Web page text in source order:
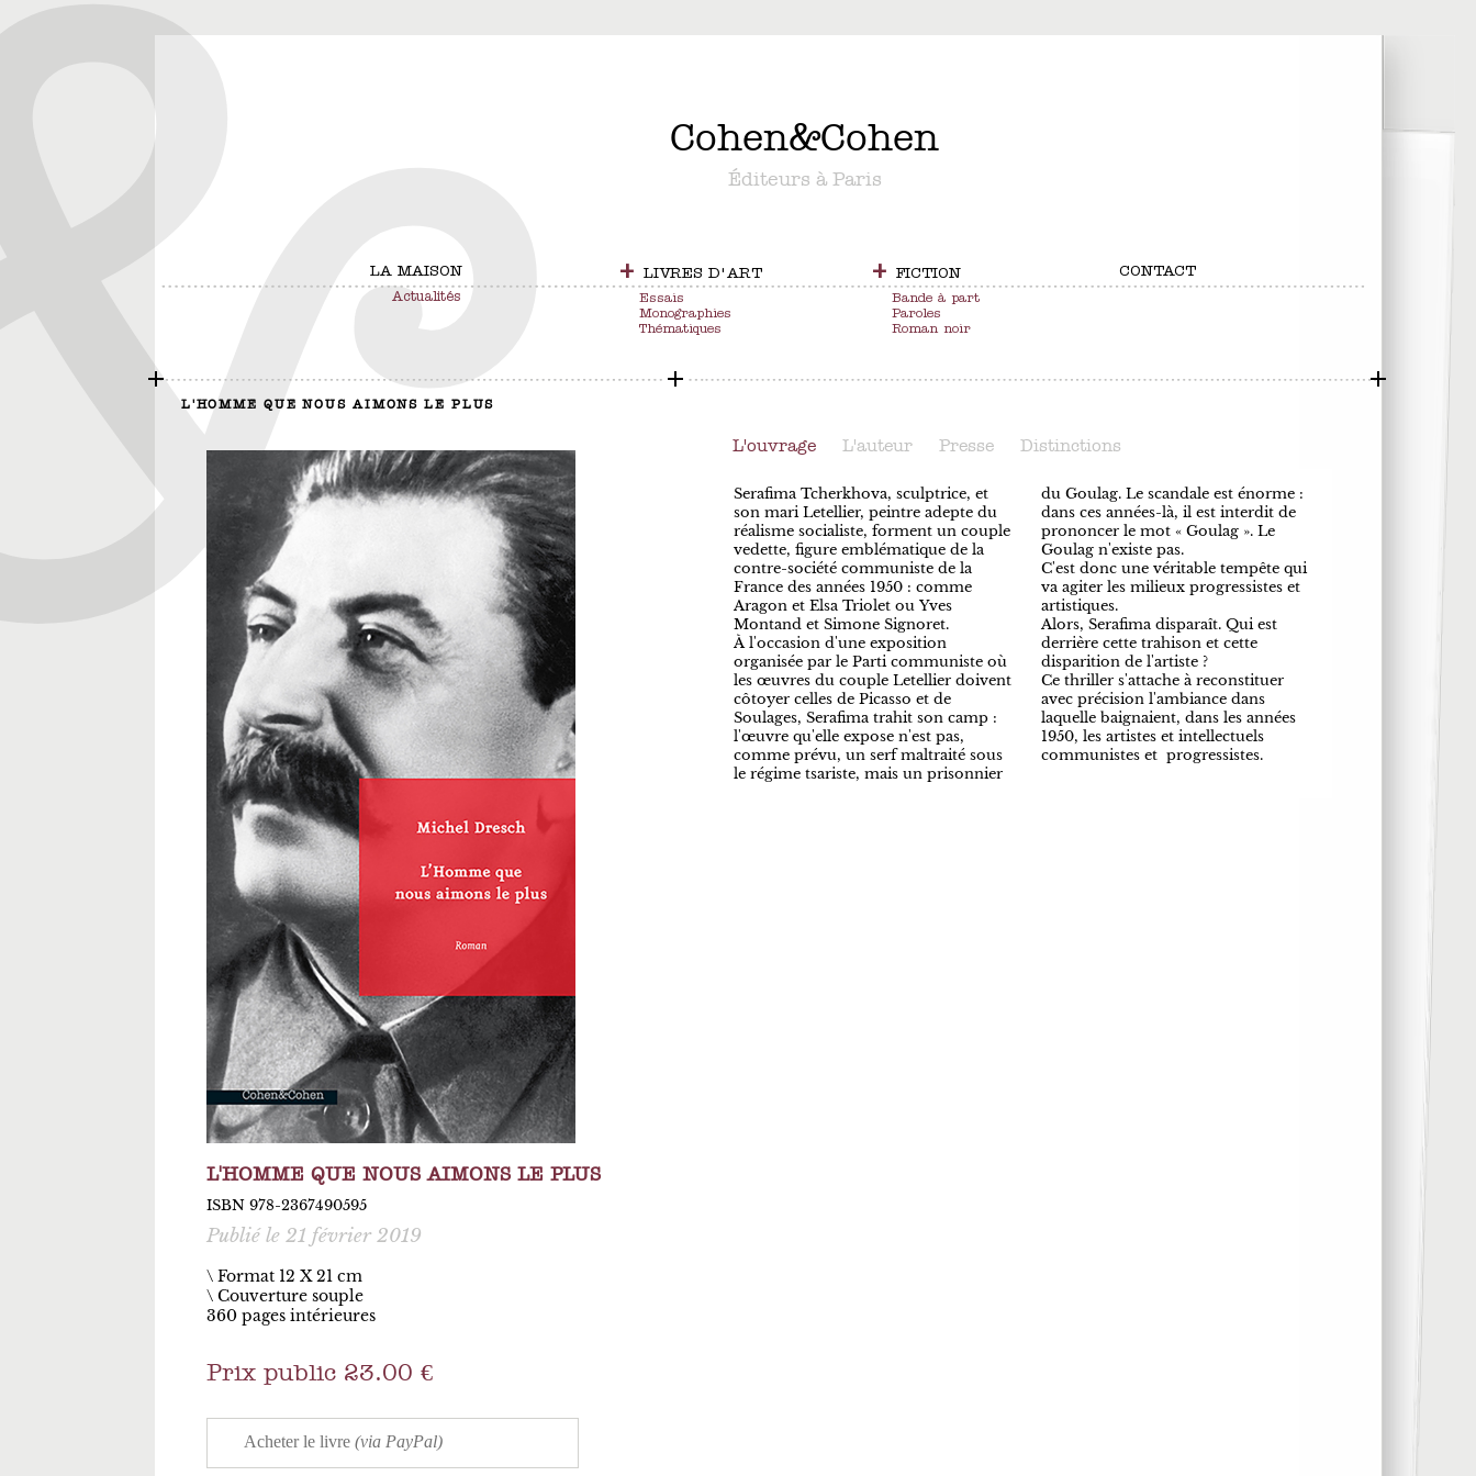
Cohen&Cohen
Éditeurs à Paris
LA MAISON
Actualités
+LIVRES D'ART
Essais
Monographies
Thématiques
+ FICTION
Bande à part
Paroles
Roman noir
CONTACT
L'HOMME QUE NOUS AIMONS LE PLUS
L'HOMME QUE NOUS AIMONS LE PLUS
ISBN 978-2367490595
Publié le 21 février 2019
\ Format 12 X 21 cm
Couverture souple
360 pages intérieures
Prix public 23.00 €
L'ouvrage L'auteur Presse Distinctions
Serafima Tcherkhova, sculptrice, et
son mari Letellier, peintre adepte du
réalisme socialiste, forment un couple
vedette, figure emblématique de la
contre-société communiste de la
France des années 1950 : comme
Aragon et Elsa Triolet ou Yves
Montand et Simone Signoret.
À l'occasion d'une exposition
organisée par le Parti communiste où
les œuvres du couple Letellier doivent
côtoyer celles de Picasso et de
Soulages, Serafima trahit son camp :
l'œuvre qu'elle expose n'est pas,
comme prévu, un serf maltraité sous
le régime tsariste, mais un prisonnier
du Goulag. Le scandale est énorme :
dans ces années-là, il est interdit de
prononcer le mot « Goulag ». Le
Goulag n'existe pas.
C'est donc une véritable tempête qui
va agiter les milieux progressistes et
artistiques.
Alors, Serafima disparaît. Qui est
derrière cette trahison et cette
disparition de l'artiste ?
Ce thriller s'attache à reconstituer
avec précision l'ambiance dans
laquelle baignaient, dans les années
1950, les artistes et intellectuels
communistes et progressistes.